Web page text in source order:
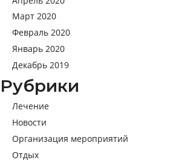
Март 2020
Февраль 2020
Январь 2020
Декабрь 2019
Рубрики
Лечение
Новости
Организация мероприятий
Отдых